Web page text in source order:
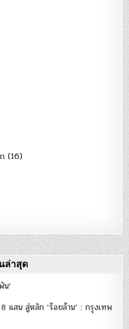
(16)
ล่าสุด
น’
แสน สู่หลัก ‘ร้อยล้าน’ : กรุงเทพ